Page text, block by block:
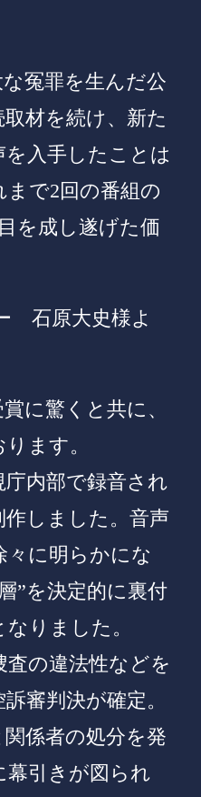
冤罪を生んだ公
材を続け、新た
入手したことは
で2回の番組の
を成し遂げた価
石原大史様よ
に驚くと共に、
ます。
内部で録音され
しました。音声
々に明らかにな
”を決定的に裏付
りました。
の違法性などを
審判決が確定。
係者の処分を発
幕引きが図られ